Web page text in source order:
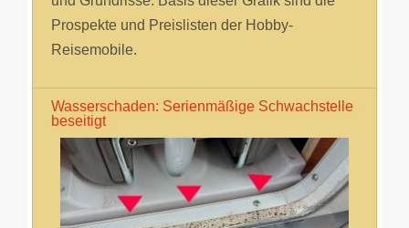
Prospekte und Preislisten der Hobby-
Reisemobile.
Wasserschaden: Serienmäßige Schwachstelle
beseitigt